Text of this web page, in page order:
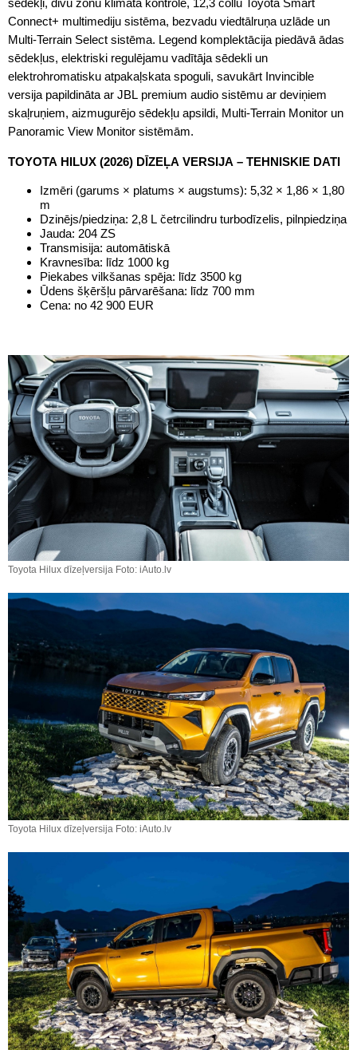
sēdekļi, divu zonu klimata kontrole, 12,3 collu Toyota Smart
Connect+ multimediju sistēma, bezvadu viedtālruņa uzlāde un
Multi-Terrain Select sistēma. Legend komplektācija piedāvā ādas
sēdekļus, elektriski regulējamu vadītāja sēdekli un
elektrohromatisku atpakaļskata spoguli, savukārt Invincible
versija papildināta ar JBL premium audio sistēmu ar deviņiem
skaļruņiem, aizmugurējo sēdekļu apsildi, Multi-Terrain Monitor un
Panoramic View Monitor sistēmām.
TOYOTA HILUX (2026) DĪZEĻA VERSIJA – TEHNISKIE DATI
Izmēri (garums × platums × augstums): 5,32 × 1,86 × 1,80
m
Dzinējs/piedziņa: 2,8 L četrcilindru turbodīzelis, pilnpiedziņa
Jauda: 204 ZS
Transmisija: automātiskā
Kravnesība: līdz 1000 kg
Piekabes vilkšanas spēja: līdz 3500 kg
Ūdens šķēršļu pārvarēšana: līdz 700 mm
Cena: no 42 900 EUR
Toyota Hilux dīzeļversija Foto: iAuto.lv
Toyota Hilux dīzeļversija Foto: iAuto.lv